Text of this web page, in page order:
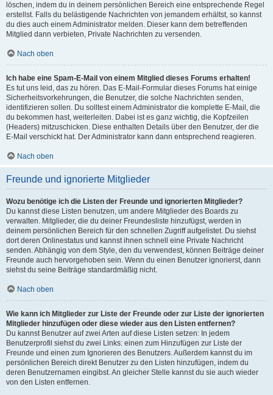
löschen, indem du in deinem persönlichen Bereich eine entsprechende Regel
erstellst. Falls du belästigende Nachrichten von jemandem erhältst, so kannst
du dies auch einem Administrator melden. Dieser kann dem betreffenden
Mitglied dann verbieten, Private Nachrichten zu versenden.
Nach oben
Ich habe eine Spam-E-Mail von einem Mitglied dieses Forums erhalten!
Es tut uns leid, das zu hören. Das E-Mail-Formular dieses Forums hat einige
Sicherheitsvorkehrungen, die Benutzer, die solche Nachrichten senden,
identifizieren sollen. Du solltest einem Administrator die komplette E-Mail, die
du bekommen hast, weiterleiten. Dabei ist es ganz wichtig, die Kopfzeilen
(Headers) mitzuschicken. Diese enthalten Details über den Benutzer, der die
E-Mail verschickt hat. Der Administrator kann dann entsprechend reagieren.
Nach oben
Freunde und ignorierte Mitglieder
Wozu benötige ich die Listen der Freunde und ignorierten Mitglieder?
Du kannst diese Listen benutzen, um andere Mitglieder des Boards zu
verwalten. Mitglieder, die du deiner Freundesliste hinzufügst, werden in
deinem persönlichen Bereich für den schnellen Zugriff aufgelistet. Du siehst
dort deren Onlinestatus und kannst ihnen schnell eine Private Nachricht
senden. Abhängig von dem Style, den du verwendest, können Beiträge deiner
Freunde auch hervorgehoben sein. Wenn du einen Benutzer ignorierst, dann
siehst du seine Beiträge standardmäßig nicht.
Nach oben
Wie kann ich Mitglieder zur Liste der Freunde oder zur Liste der ignorierten
Mitglieder hinzufügen oder diese wieder aus den Listen entfernen?
Du kannst Benutzer auf zwei Arten auf diese Listen setzen: In jedem
Benutzerprofil siehst du zwei Links: einen zum Hinzufügen zur Liste der
Freunde und einen zum Ignorieren des Benutzers. Außerdem kannst du im
persönlichen Bereich direkt Benutzer zu den Listen hinzufügen, indem du
deren Benutzernamen eingibst. An gleicher Stelle kannst du sie auch wieder
von den Listen entfernen.